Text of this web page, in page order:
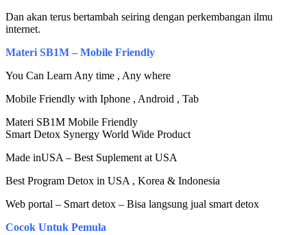
Dan akan terus bertambah seiring dengan perkembangan ilmu
internet.
Materi SB1M – Mobile Friendly
You Can Learn Any time , Any where
Mobile Friendly with Iphone , Android , Tab
Materi SB1M Mobile Friendly
Smart Detox Synergy World Wide Product
Made inUSA – Best Suplement at USA
Best Program Detox in USA , Korea & Indonesia
Web portal – Smart detox – Bisa langsung jual smart detox
Cocok Untuk Pemula